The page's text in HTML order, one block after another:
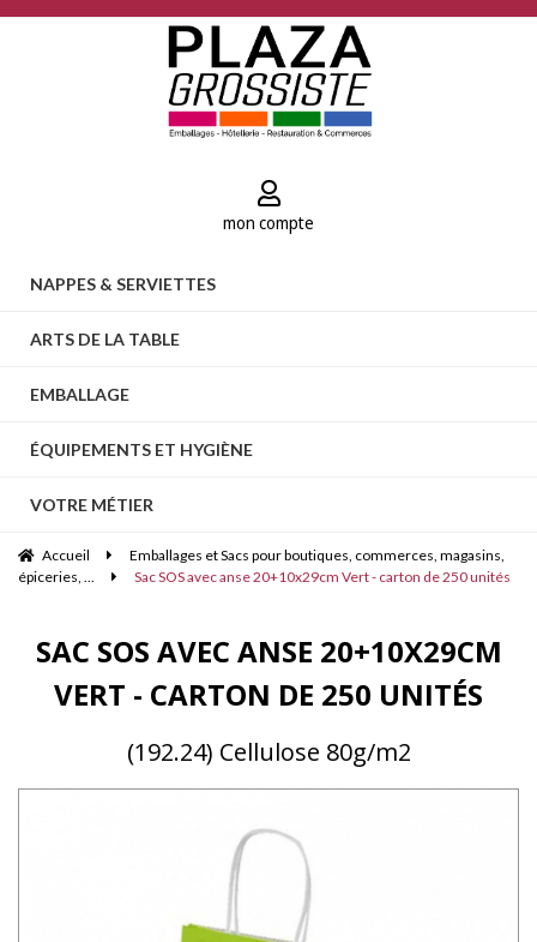
mon compte
NAPPES & SERVIETTES
ARTS DE LA TABLE
EMBALLAGE
ÉQUIPEMENTS ET HYGIÈNE
VOTRE MÉTIER
Accueil
Emballages et Sacs pour boutiques, commerces, magasins,
épiceries, ...
Sac SOS avec anse 20+10x29cm Vert - carton de 250 unités
SAC SOS AVEC ANSE 20+10X29CM
VERT - CARTON DE 250 UNITÉS
(192.24) Cellulose 80g/m2